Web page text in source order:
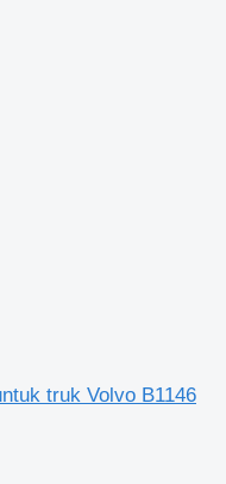
truk Volvo B1146